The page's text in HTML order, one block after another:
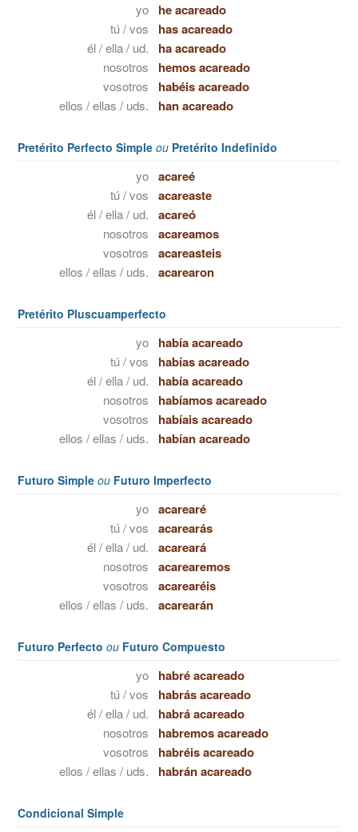
yo he acareado
tú / vos has acareado
él / ella / ud. ha acareado
nosotros hemos acareado
vosotros habéis acareado
ellos / ellas / uds. han acareado
Pretérito Perfecto Simple ou Pretérito Indefinido
yo acareé
tú / vos acareaste
él / ella / ud. acareó
nosotros acareamos
vosotros acareasteis
ellos / ellas / uds. acarearon
Pretérito Pluscuamperfecto
yo había acareado
tú / vos habías acareado
él / ella / ud. había acareado
nosotros habíamos acareado
vosotros habíais acareado
ellos / ellas / uds. habían acareado
Futuro Simple ou Futuro Imperfecto
yo acarearé
tú / vos acarearás
él / ella / ud. acareará
nosotros acarearemos
vosotros acarearéis
ellos / ellas / uds. acarearán
Futuro Perfecto ou Futuro Compuesto
yo habré acareado
tú / vos habrás acareado
él / ella / ud. habrá acareado
nosotros habremos acareado
vosotros habréis acareado
ellos / ellas / uds. habrán acareado
Condicional Simple